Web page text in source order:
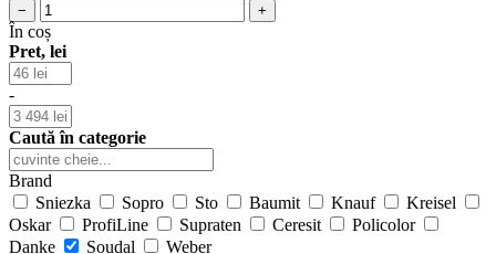
− +
În coș
Pret, lei
-
Caută în categorie
Brand
Sniezka
Sopro Sto Baumit Knauf
Kreisel
Oskar
ProfiLine Supraten Ceresit
Policolor
Danke
Soudal Weber